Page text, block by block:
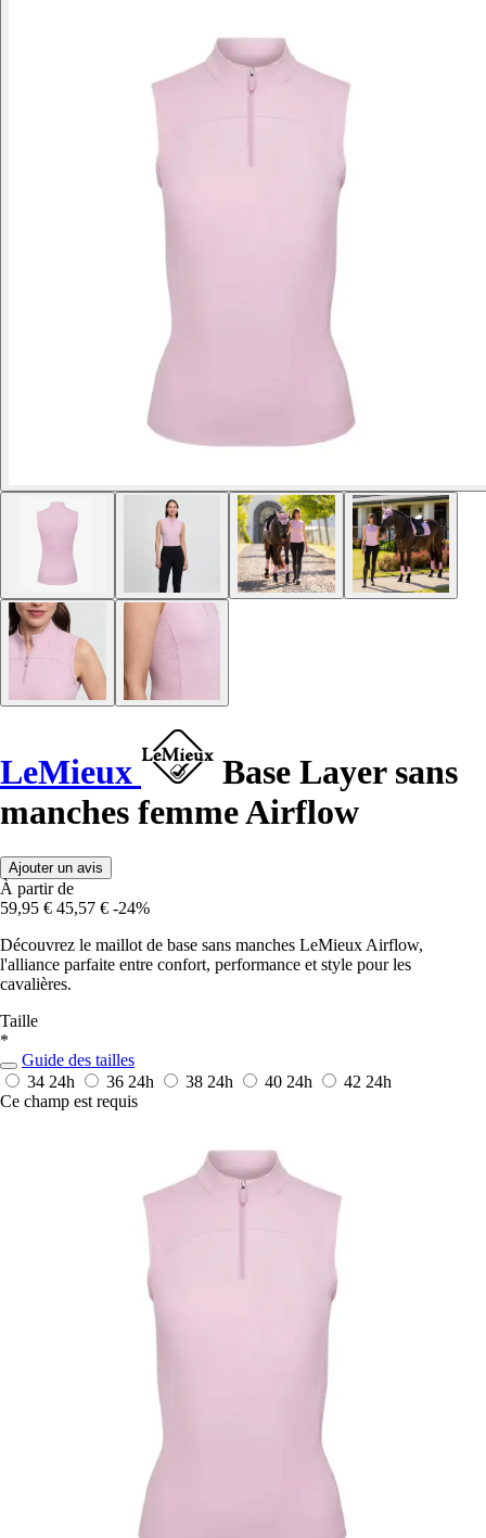
LeMieux
Base Layer sans
manches femme Airflow
Ajouter un avis
À partir de
59,95 € 45,57 € -24%
Découvrez le maillot de base sans manches LeMieux Airflow,
l'alliance parfaite entre confort, performance et style pour les
cavalières.
Taille
*
Guide des tailles
34 24h 36 24h 38 24h 40 24h 42 24h
Ce champ est requis